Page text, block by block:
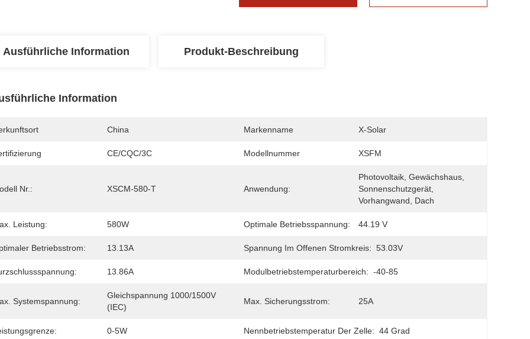
Ausführliche Information Produkt-Beschreibung
Information
China Markenname X-Solar
CE/CQC/3C Modellnummer XSFM
Nr.: XSCM-580-T Anwendung:
Photovoltaik, Gewächshaus,
Sonnenschutzgerät,
Vorhangwand, Dach
Leistung: 580W Optimale Betriebsspannung: 44.19 V
Betriebsstrom: 13.13A Spannung Im Offenen Stromkreis: 53.03V
13.86A Modulbetriebstemperaturbereich: -40-85
Systemspannung:
Gleichspannung 1000/1500V
(IEC)
Max. Sicherungsstrom: 25A
0-5W Nennbetriebstemperatur Der Zelle: 44 Grad